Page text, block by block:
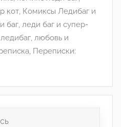
кот, Комиксы Ледибаг и
баг, леди баг и супер-
ледибаг, любовь и
, Переписки: